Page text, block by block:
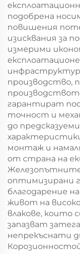
подобрена
повишения
изисквания за
измерими
производство,
гарантират
точност и
до
монтаж и
от страна на
оптимизирани
благодарение
живот на
влакове, които
запазват
непрекъснати